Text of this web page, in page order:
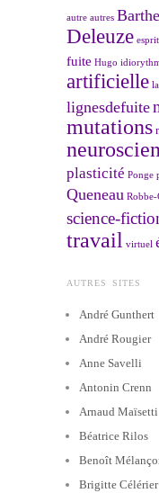
autre autres
Deleuze esprit
fuite Hugo
artificielle
lignesdefuite
mutations
plasticité Ponge
Queneau
science-
travail virtuel
AUTRES SITES
André Gunthert
André Rougier
Anne Savelli
Antonin Crenn
Arnaud Maïsetti
Béatrice Rilos
Benoît
Brigitte Célérier